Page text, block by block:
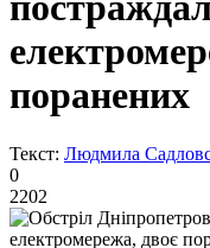
поранених
Текст: Людмила
0
2202